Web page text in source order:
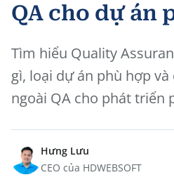
QA cho dự án
Tìm hiểu Quality
gì, loại dự án phù hợp
ngoài QA cho phát triển
Hưng Lưu
CEO của HDWEBSOFT